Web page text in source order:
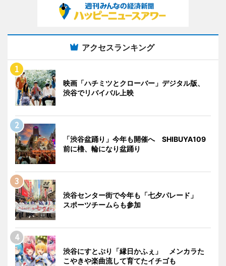
アクセスランキング
映画「ハチミツとクローバー」デジタル版、
渋谷でリバイバル上映
「渋谷盆踊り」今年も開催へ SHIBUYA109
前に櫓、輪になり盆踊り
渋谷センター街で今年も「七夕パレード」
スポーツチームらも参加
渋谷にすとぷり「縁日かふぇ」 メンカラた
こやきや楽曲流して育てたイチゴも